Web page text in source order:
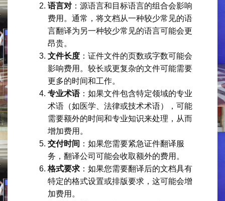
语言对 ：源语言和目标语言的组合会影响
费用。通常，将文档从一种较少常见的语
言翻译为另一种较少常见的语言可能会更
昂贵。
文件长度 ：证件文件的页数或字数可能会
影响费用。较长或更复杂的文件可能需要
更多的时间和工作。
专业术语：如果文件包含特定领域的专业
术语（如医学、法律或技术术语），可能
需要额外的时间和专业知识来处理，从而
增加费用。
交付时间 ：如果您需要紧急证件翻译服
务，翻译公司可能会收取额外的费用。
格式要求 ：如果您需要翻译后的文档具有
特定的格式设置或排版要求，这可能会增
加费用。